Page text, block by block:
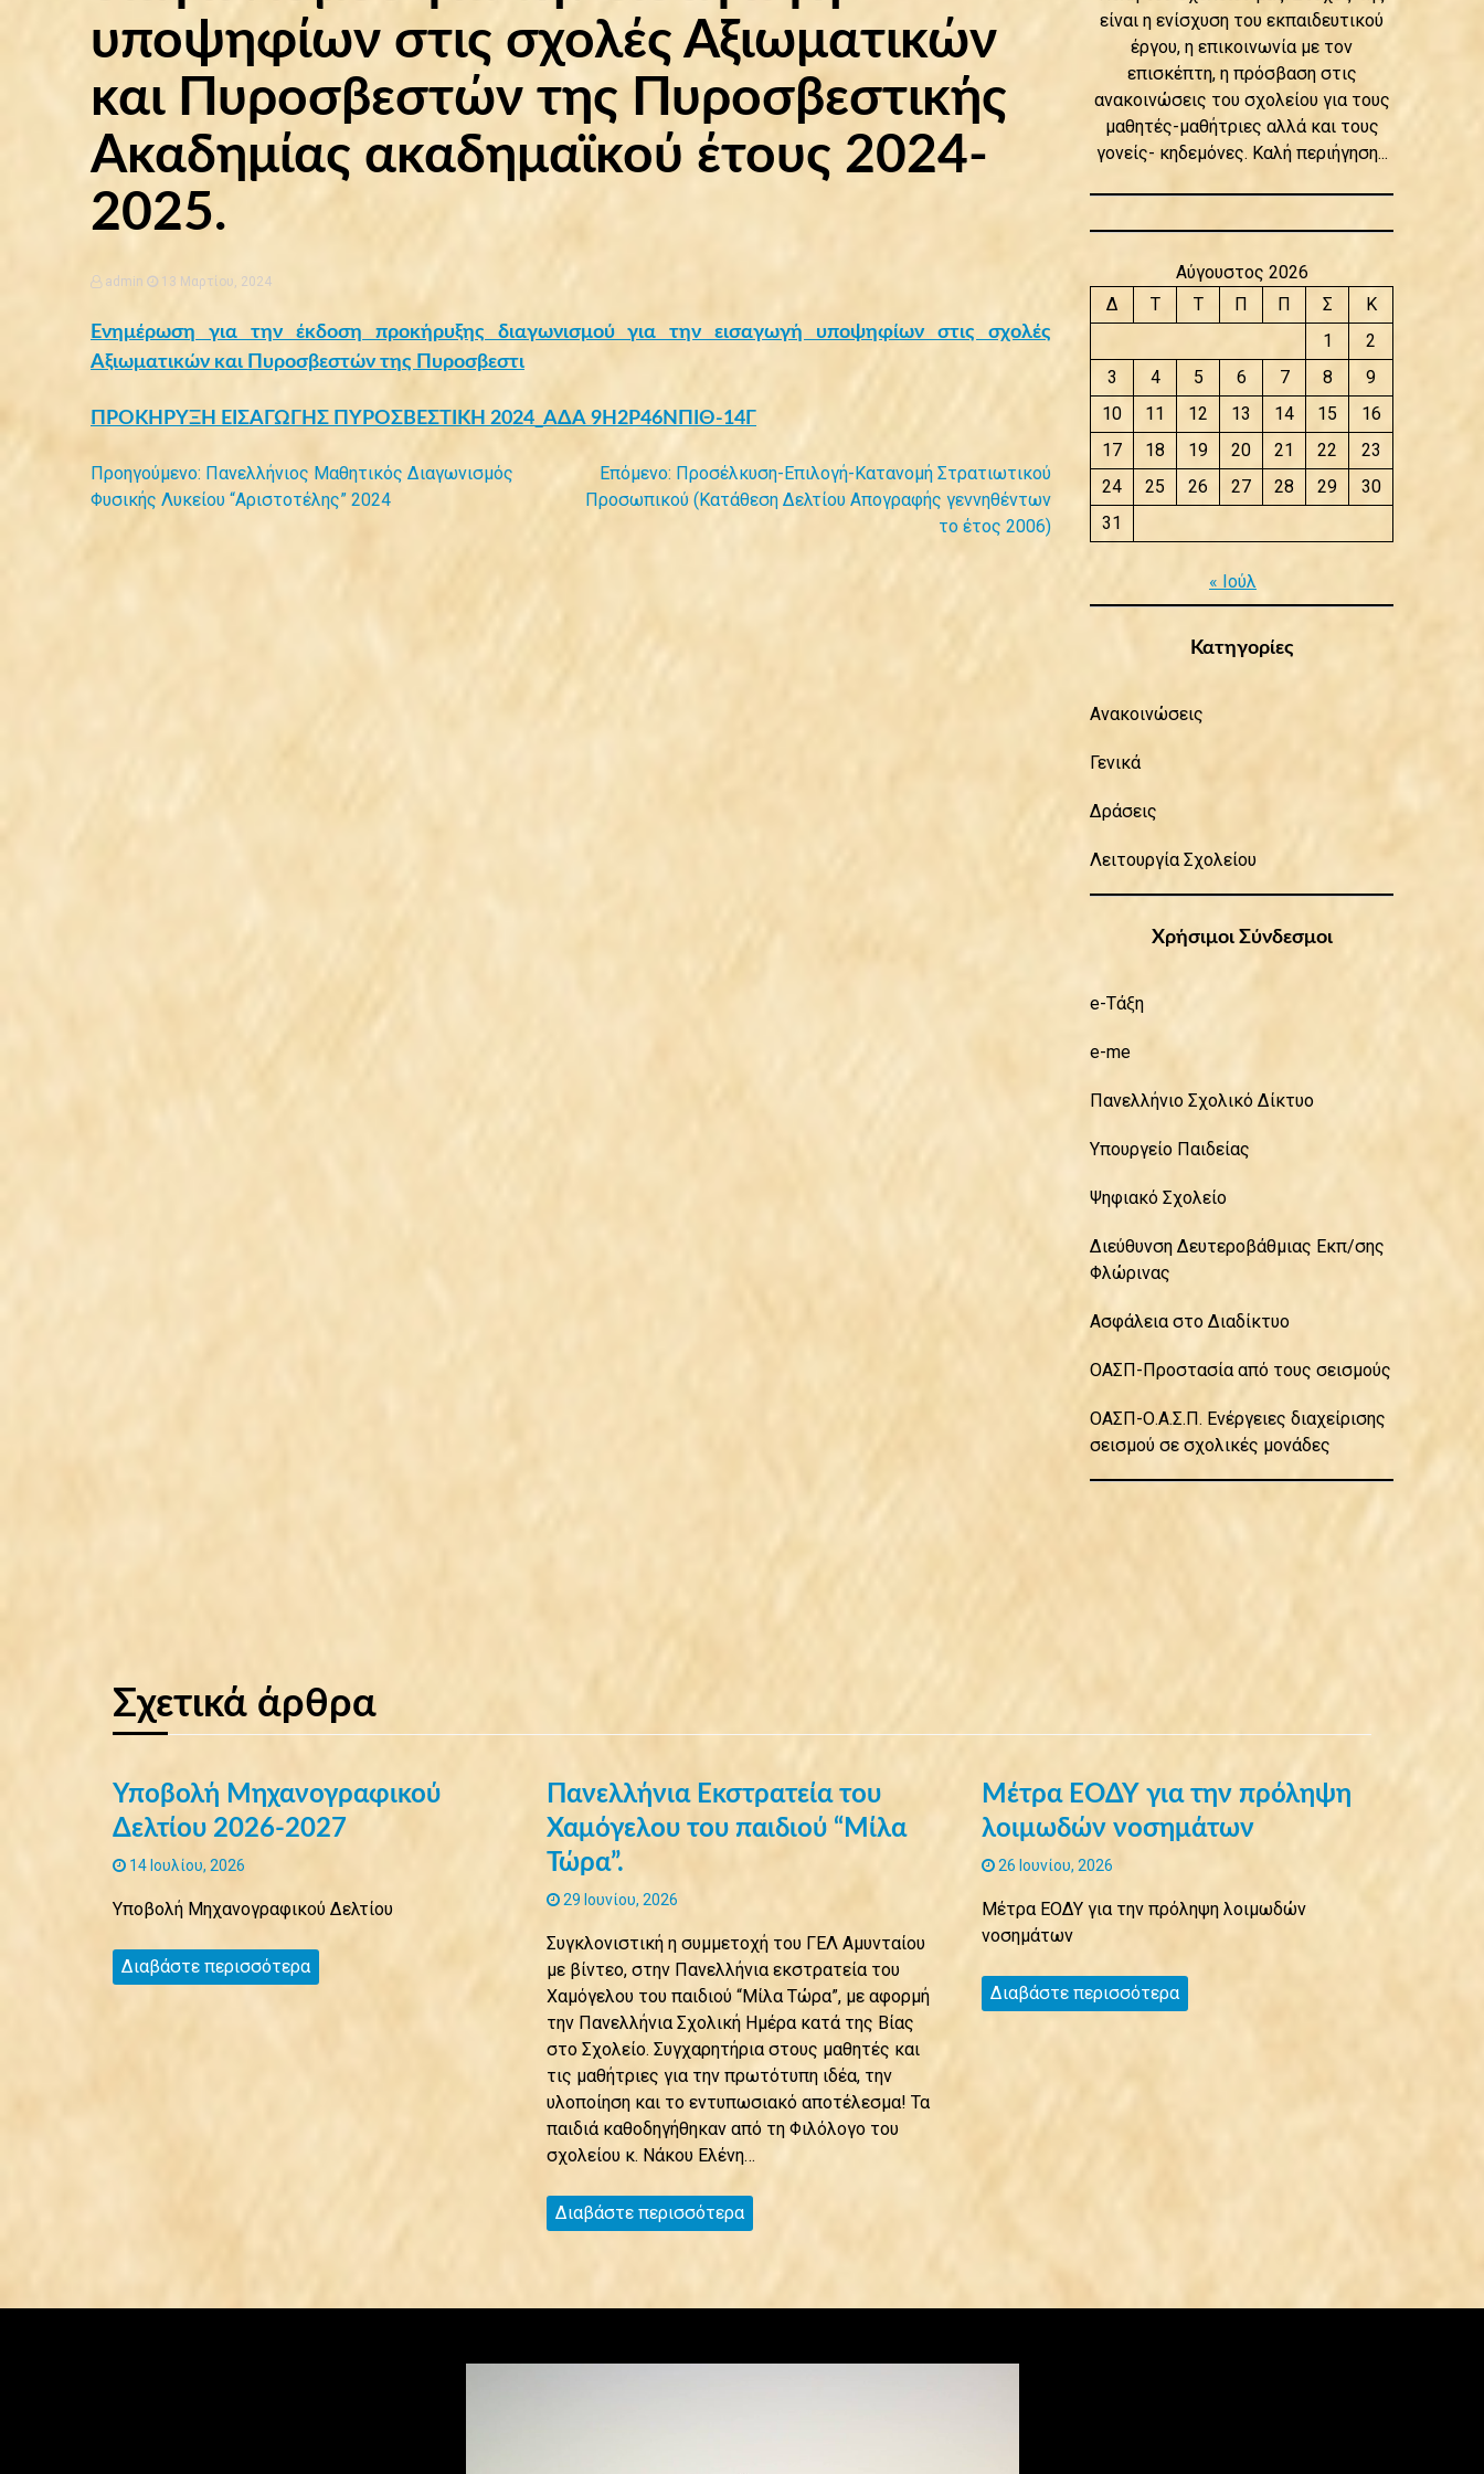
υποψηφίων στις σχολές Αξιωματικών
και Πυροσβεστών της Πυροσβεστικής
Ακαδημίας ακαδημαϊκού έτους 2024-
2025.
admin 13 Μαρτίου, 2024
Ενημέρωση για την έκδοση προκήρυξης διαγωνισμού για την εισαγωγή υποψηφίων στις σχολές
Αξιωματικών και Πυροσβεστών της Πυροσβεστι
ΠΡΟΚΗΡΥΞΗ ΕΙΣΑΓΩΓΗΣ ΠΥΡΟΣΒΕΣΤΙΚΗ 2024_ΑΔΑ 9Η2Ρ46ΝΠΙΘ-14Γ
Πλοήγηση
Προηγούμενο: Πανελλήνιος Μαθητικός Διαγωνισμός
Φυσικής Λυκείου “Αριστοτέλης” 2024
Επόμενο: Προσέλκυση-Επιλογή-Κατανομή Στρατιωτικού
Προσωπικού (Κατάθεση Δελτίου Απογραφής γεννηθέντων
το έτος 2006)
είναι η ενίσχυση του εκπαιδευτικού
έργου, η επικοινωνία με τον
επισκέπτη, η πρόσβαση στις
ανακοινώσεις του σχολείου για τους
μαθητές-μαθήτριες αλλά και τους
γονείς- κηδεμόνες. Καλή περιήγηση...
Αύγουστος 2026
Δ
Τ Τ Π Π Σ
Κ
1
2
3
4 5 6 7 8
9
10
11 12 13 14 15
16
17
18 19 20 21 22
23
24
25 26 27 28 29
30
31
« Ιούλ
Κατηγορίες
Ανακοινώσεις
Γενικά
Δράσεις
Λειτουργία Σχολείου
Χρήσιμοι Σύνδεσμοι
e-Τάξη
e-me
Πανελλήνιο Σχολικό Δίκτυο
Υπουργείο Παιδείας
Ψηφιακό Σχολείο
Διεύθυνση Δευτεροβάθμιας Εκπ/σης
Φλώρινας
Ασφάλεια στο Διαδίκτυο
ΟΑΣΠ-Προστασία από τους σεισμούς
ΟΑΣΠ-Ο.Α.Σ.Π. Ενέργειες διαχείρισης
σεισμού σε σχολικές μονάδες
Σχετικά άρθρα
Υποβολή Μηχανογραφικού
Δελτίου 2026-2027
14 Ιουλίου, 2026
Υποβολή Μηχανογραφικού Δελτίου
Διαβάστε περισσότερα
Πανελλήνια Eκστρατεία του
Χαμόγελου του παιδιού “Μίλα
Τώρα”.
29 Ιουνίου, 2026
Συγκλονιστική η συμμετοχή του ΓΕΛ Αμυνταίου
με βίντεο, στην Πανελλήνια εκστρατεία του
Χαμόγελου του παιδιού “Μίλα Τώρα”, με αφορμή
την Πανελλήνια Σχολική Ημέρα κατά της Βίας
στο Σχολείο. Συγχαρητήρια στους μαθητές και
τις μαθήτριες για την πρωτότυπη ιδέα, την
υλοποίηση και το εντυπωσιακό αποτέλεσμα! Τα
παιδιά καθοδηγήθηκαν από τη Φιλόλογο του
σχολείου κ. Νάκου Ελένη…
Διαβάστε περισσότερα
Μέτρα ΕΟΔΥ για την πρόληψη
λοιμωδών νοσημάτων
26 Ιουνίου, 2026
Μέτρα ΕΟΔΥ για την πρόληψη λοιμωδών
νοσημάτων
Διαβάστε περισσότερα